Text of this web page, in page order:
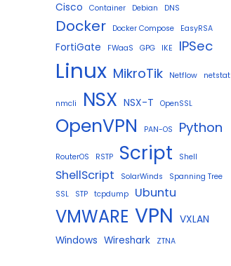
Cisco Container Debian DNS
Docker Docker Compose EasyRSA
FortiGate FWaaS GPG IKE IPSec
Linux MikroTik Netflow netstat
nmcli NSX NSX-T OpenSSL
OpenVPN PAN-OS Python
RouterOS RSTP Script Shell
ShellScript SolarWinds
Spanning Tree
SSL
STP tcpdump Ubuntu
VMWARE VPN VXLAN
Windows Wireshark ZTNA